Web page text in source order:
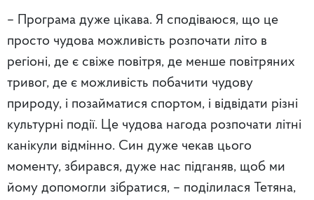
– Програма дуже цікава. Я сподіваюся, що це
просто чудова можливість розпочати літо в
регіоні, де є свіже повітря, де менше повітряних
тривог, де є можливість побачити чудову
природу, і позайматися спортом, і відвідати різні
культурні події. Це чудова нагода розпочати літні
канікули відмінно. Син дуже чекав цього
моменту, збирався, дуже нас підганяв, щоб ми
йому допомогли зібратися, – поділилася Тетяна,